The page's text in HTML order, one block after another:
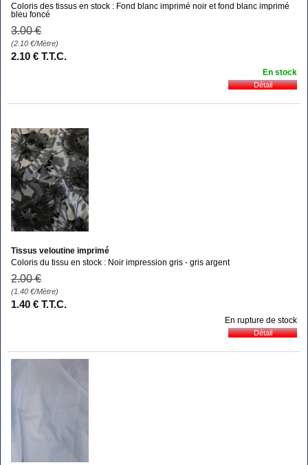
Coloris des tissus en stock : Fond blanc imprimé noir et fond blanc imprimé
bleu foncé
3.00 €
(2.10 €/Mètre)
2.10 € T.T.C.
En stock
Tissus veloutine imprimé
Coloris du tissu en stock : Noir impression gris - gris argent
2.00 €
(1.40 €/Mètre)
1.40 € T.T.C.
En rupture de stock